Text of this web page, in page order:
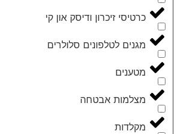
כרטיסי זיכרון ודיסק און קי
מגנים לטלפונים סלולרים
מטענים
מצלמות אבטחה
מקלדות